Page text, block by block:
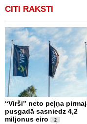
CITI RAKSTI
“Virši” neto peļņa
pusgadā sasniedz 4,2
miljonus eiro
2